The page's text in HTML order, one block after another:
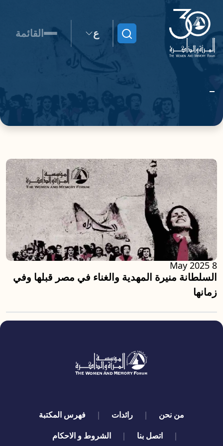
ابحث ع القائمة
السلطانة منيرة المهدية والغناء في مصر قبلها وفي
زمانها
8 May 2025
quick links
من نحن رائدات
فهرس المكتبة
اتصل بنا
الشروط و الاحكام